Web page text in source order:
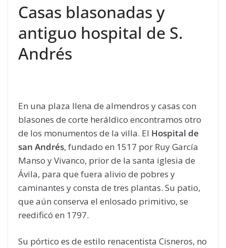
Casas blasonadas y
antiguo hospital de S.
Andrés
En una plaza llena de almendros y casas con
blasones de corte heráldico encontramos otro
de los monumentos de la villa. El Hospital de
san Andrés, fundado en 1517 por Ruy García
Manso y Vivanco, prior de la santa iglesia de
Ávila, para que fuera alivio de pobres y
caminantes y consta de tres plantas. Su patio,
que aún conserva el enlosado primitivo, se
reedificó en 1797.
Su pórtico es de estilo renacentista Cisneros, no